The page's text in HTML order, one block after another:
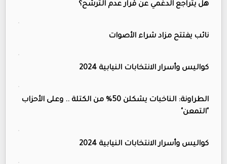
هل يتراجع الدغمي عن قرار عدم الترشح؟
نائب يفتتح مزاد شراء الأصوات
كواليس وأسرار الانتخابات النيابية 2024
الطراونة: الناخبات يشكلن 50% من الكتلة .. وعلى الأحزاب
"التمعن"
كواليس وأسرار الانتخابات النيابية 2024